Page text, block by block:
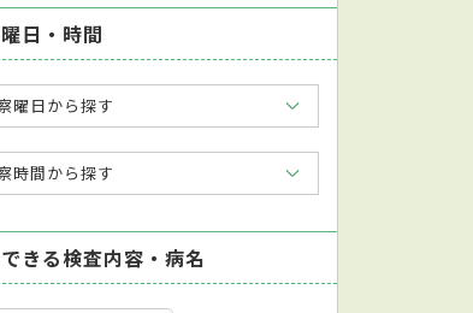
日・時間
曜日から探す
時間から探す
きる検査内容・病名